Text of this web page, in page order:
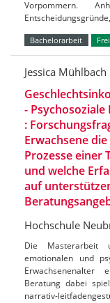
Vorpommern.
Bachelorarbeit
Jessica Mühlbach
-
:
Erwachsene
Prozesse einer
und welche
auf
Hochschule
Die Masterarbeit
emotionalen und
Erwachsenenalter
Beratung dabei
narrativ-